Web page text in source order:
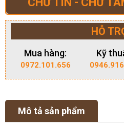
HỖ
Mua hàng:
0972.101.656
Kỹ
Mô tả sản phẩm